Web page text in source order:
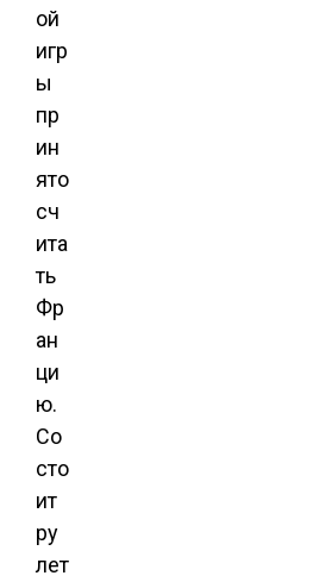
ой
игр
ы
пр
ин
ято
сч
ита
ть
Фр
ан
ци
ю.
Со
сто
ит
ру
лет